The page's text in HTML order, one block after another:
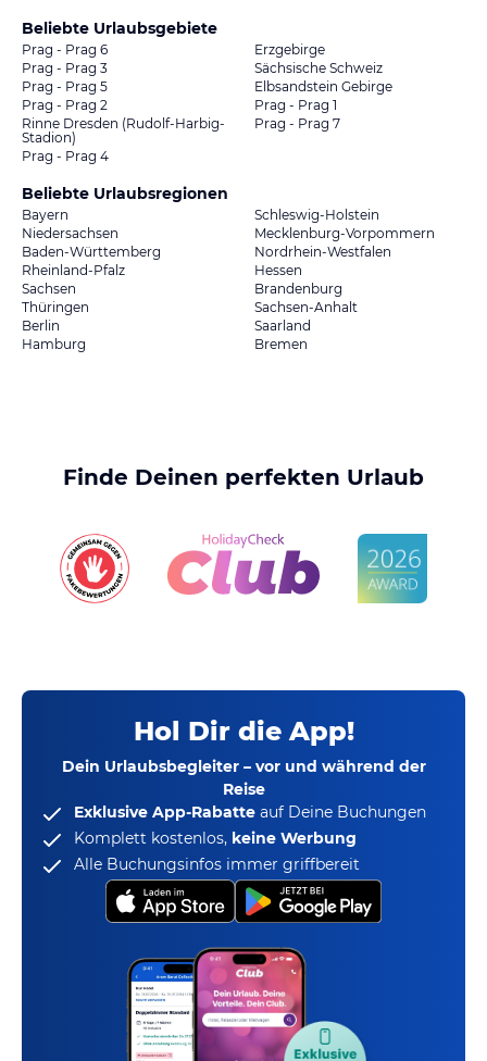
Beliebte Urlaubsgebiete
Prag - Prag 6
Erzgebirge
Prag - Prag 3
Sächsische Schweiz
Prag - Prag 5
Elbsandstein Gebirge
Prag - Prag 2
Prag - Prag 1
Rinne Dresden (Rudolf-Harbig-
Stadion)
Prag - Prag 7
Prag - Prag 4
Beliebte Urlaubsregionen
Bayern
Schleswig-Holstein
Niedersachsen
Mecklenburg-Vorpommern
Baden-Württemberg
Nordrhein-Westfalen
Rheinland-Pfalz
Hessen
Sachsen
Brandenburg
Thüringen
Sachsen-Anhalt
Berlin
Saarland
Hamburg
Bremen
Finde Deinen perfekten Urlaub
Hol Dir die App!
Dein Urlaubsbegleiter – vor und während der
Reise
Exklusive App-Rabatte auf Deine Buchungen
Komplett kostenlos, keine Werbung
Alle Buchungsinfos immer griffbereit